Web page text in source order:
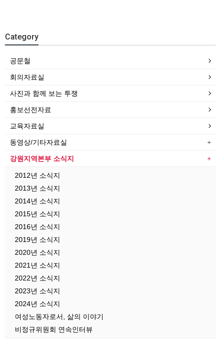
Category
공문철
회의자료실
사진과 함께 보는 투쟁
홍보선전자료
교육자료실
동영상/기타자료실
강원지역본부 소식지
2012년 소식지
2013년 소식지
2014년 소식지
2015년 소식지
2016년 소식지
2019년 소식지
2020년 소식지
2021년 소식지
2022년 소식지
2023년 소식지
2024년 소식지
여성노동자로서, 삶의 이야기
비정규위원회 연속인터뷰